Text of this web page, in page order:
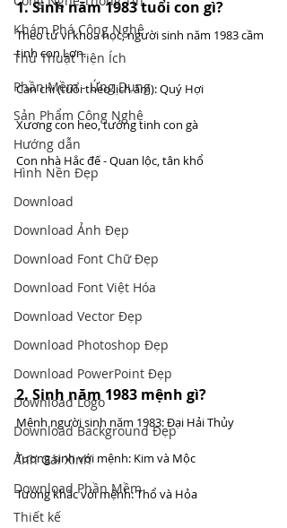
Khám Phá Công Nghệ
Thủ Thuật Tiện Ích
Phần Mềm - Ứng Dụng
Sản Phẩm Công Nghệ
Hướng dẫn
Hình Nền Đẹp
Download
Download Ảnh Đẹp
Download Font Chữ Đẹp
Download Font Việt Hóa
Download Vector Đẹp
Download Photoshop Đẹp
Download PowerPoint Đẹp
Download Logo
Download Background Đẹp
Ảnh Gái Xinh
Download Phần Mềm
Thiết kế
1. Sinh năm 1983 tuổi con gì?
Theo tử vi khoa học, người sinh năm 1983 cầm
tinh con Lợn.
Can chi (tuổi theo lịch âm): Quý Hợi
Xương con heo, tướng tinh con gà
Con nhà Hắc đế - Quan lộc, tân khổ
2. Sinh năm 1983 mệnh gì?
Mệnh người sinh năm 1983: Đại Hải Thủy
Tương sinh với mệnh: Kim và Mộc
Tương khắc với mệnh: Thổ và Hỏa